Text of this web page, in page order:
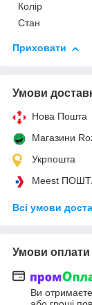
Колір
Стан
Приховати
Умови
Нова Пошта
Магазини
Укрпошта
Meest
Всі умови
Умови оплати
Ви